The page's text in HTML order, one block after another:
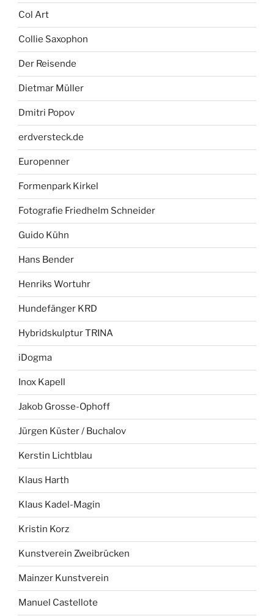
Col Art
Collie Saxophon
Der Reisende
Dietmar Müller
Dmitri Popov
erdversteck.de
Europenner
Formenpark Kirkel
Fotografie Friedhelm Schneider
Guido Kühn
Hans Bender
Henriks Wortuhr
Hundefänger KRD
Hybridskulptur TRINA
iDogma
Inox Kapell
Jakob Grosse-Ophoff
Jürgen Küster / Buchalov
Kerstin Lichtblau
Klaus Harth
Klaus Kadel-Magin
Kristin Korz
Kunstverein Zweibrücken
Mainzer Kunstverein
Manuel Castellote